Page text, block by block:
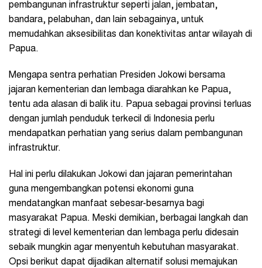
pembangunan infrastruktur seperti jalan, jembatan,
bandara, pelabuhan, dan lain sebagainya, untuk
memudahkan aksesibilitas dan konektivitas antar wilayah di
Papua.
Mengapa sentra perhatian Presiden Jokowi bersama
jajaran kementerian dan lembaga diarahkan ke Papua,
tentu ada alasan di balik itu. Papua sebagai provinsi terluas
dengan jumlah penduduk terkecil di Indonesia perlu
mendapatkan perhatian yang serius dalam pembangunan
infrastruktur.
Hal ini perlu dilakukan Jokowi dan jajaran pemerintahan
guna mengembangkan potensi ekonomi guna
mendatangkan manfaat sebesar-besarnya bagi
masyarakat Papua. Meski demikian, berbagai langkah dan
strategi di level kementerian dan lembaga perlu didesain
sebaik mungkin agar menyentuh kebutuhan masyarakat.
Opsi berikut dapat dijadikan alternatif solusi memajukan